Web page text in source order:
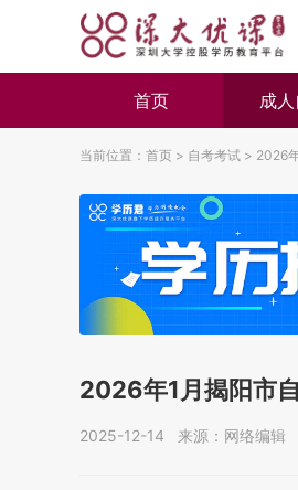
首页 成
当前位置： 首页 > 自考考试 > 2026
2026年1月揭阳市
2025-12-14 来源：网络编辑